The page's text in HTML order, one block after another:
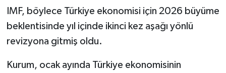
IMF, böylece Türkiye ekonomisi için 2026 büyüme
beklentisinde yıl içinde ikinci kez aşağı yönlü
revizyona gitmiş oldu.
Kurum, ocak ayında Türkiye ekonomisinin